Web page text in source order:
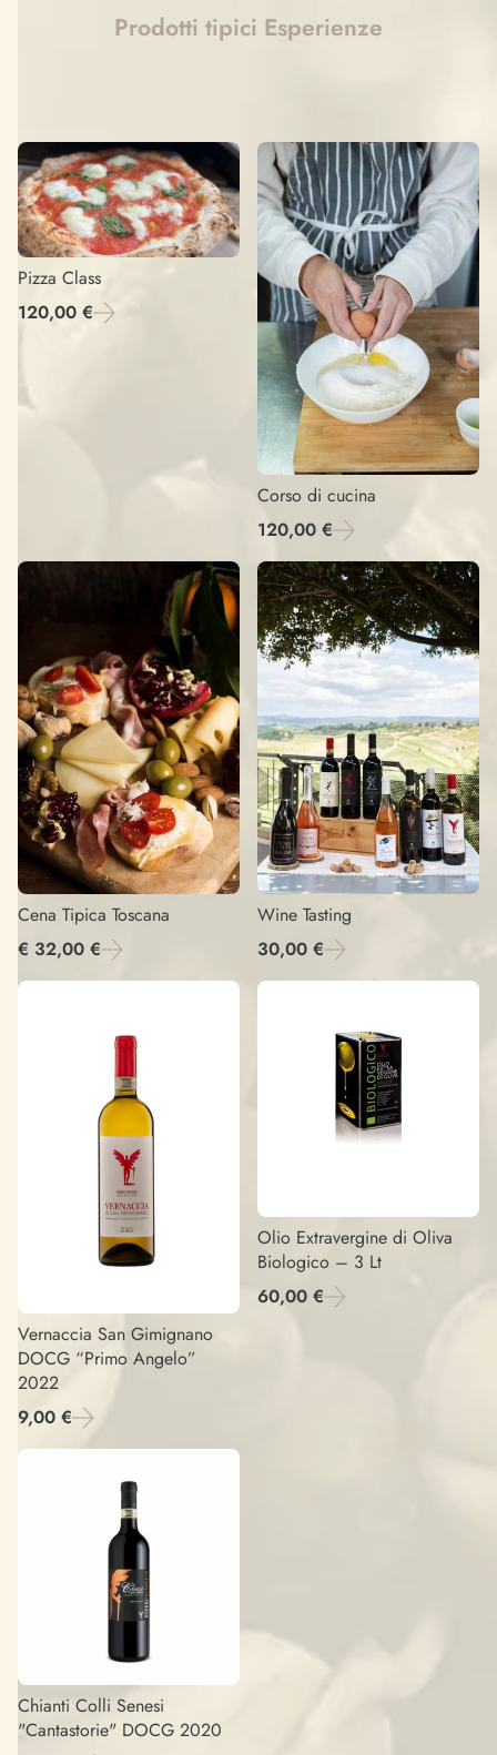
Prodotti tipici Esperienze
Pizza Class
120,00 €
Corso di cucina
120,00 €
Cena Tipica Toscana
€ 32,00 €
Wine Tasting
30,00 €
Vernaccia San Gimignano
DOCG “Primo Angelo”
2022
9,00 €
Olio Extravergine di Oliva
Biologico – 3 Lt
60,00 €
Chianti Colli Senesi
"Cantastorie" DOCG 2020